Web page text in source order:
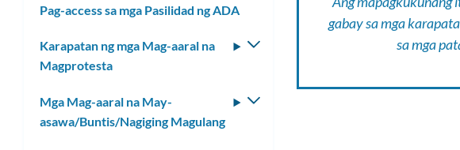
gabay sa mga
sa mga
Pag-access sa mga Pasilidad ng ADA
Karapatan ng mga Mag-aaral na
Magprotesta
I-
Mga Mag-aaral na May-
asawa/Buntis/Nagiging Magulang
I-